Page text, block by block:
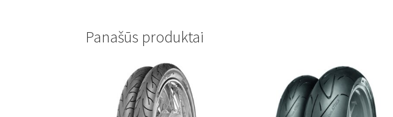
Panašūs produktai